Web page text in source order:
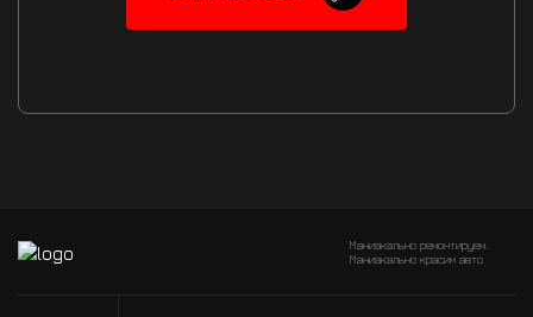
Маниакально ремонтируем.
Маниакально красим авто